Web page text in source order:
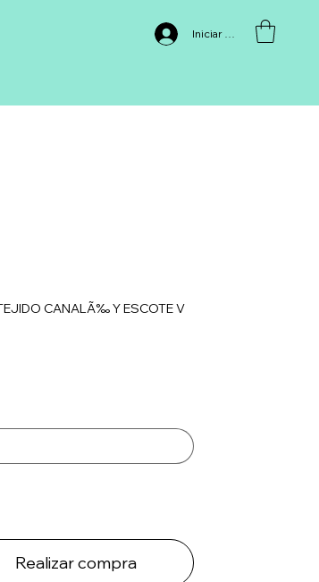
Iniciar sesión
CANALÃ‰ Y ESCOTE V
Realizar compra